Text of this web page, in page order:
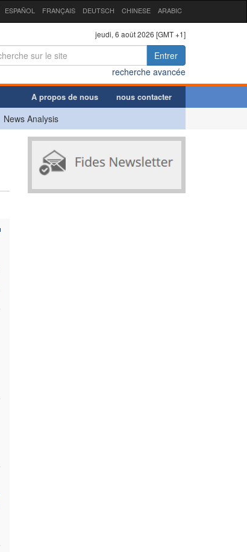
ESPAÑOL FRANÇAIS DEUTSCH CHINESE ARABIC
jeudi, 6 août 2026 [GMT +1]
Entrer
recherche avancée
A propos de nous nous contacter
News Analysis